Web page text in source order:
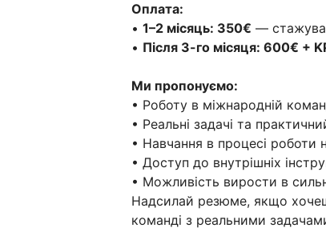
Оплата:
• 1–2 місяць: 350€ —
• Після 3-го місяця: 600€ +
Ми пропонуємо:
• Роботу в міжнародній
• Реальні задачі та
• Навчання в процесі роботи
• Доступ до внутрішніх
• Можливість вирости в
Надсилай резюме, якщо хочеш
команді з реальними